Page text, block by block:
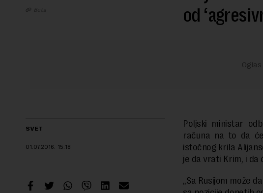
Beta
od
SVET
01.07.2016. 15:18
Poljski ministar
računa na to da
istočnog krila
je da vrati Krim, i
„Sa Rusijom može